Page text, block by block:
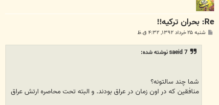
Re: بحران ترکیه!!
پ شنبه ۲۵ خرداد ۱۳۹۲, ۴:۳۲ ق.ظ
saeid 7 نوشته شده:
شما چند سالتونه؟
منافقین که در اون زمان در عراق بودند. و البته تحت محاصره ارتش عراق